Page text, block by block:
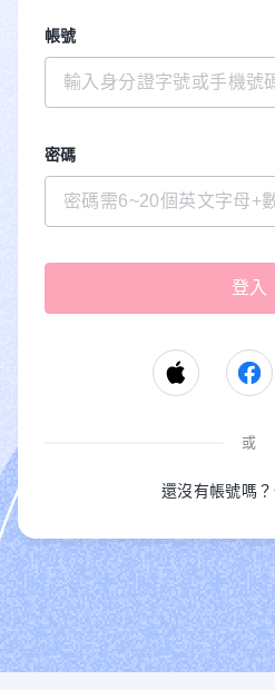
帳號
密碼
或
還沒有帳號嗎？